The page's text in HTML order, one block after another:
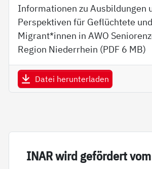
Informationen zu Ausbildungen
Perspektiven für Geflüchtete und
Migrant*innen in AWO
Region Niederrhein (PDF 6 MB)
Datei herunterladen
INAR wird ge­för­dert vom